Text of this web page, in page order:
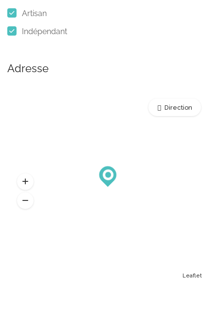
Artisan
Indépendant
Adresse
Leaflet
Direction